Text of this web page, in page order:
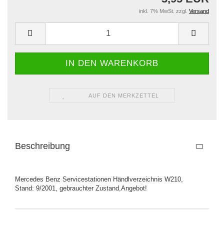
inkl. 7% MwSt. zzgl. Versand
AUF DEN MERKZETTEL
Beschreibung
Mercedes Benz Servicestationen Händlverzeichnis W210,
Stand: 9/2001, gebrauchter Zustand,Angebot!